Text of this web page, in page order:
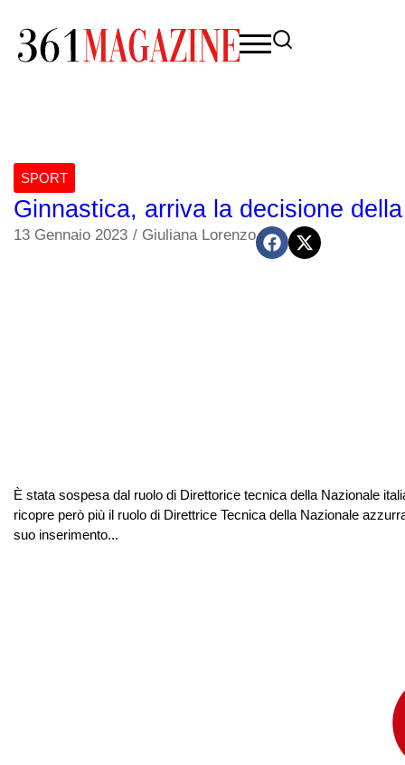
SPORT
Ginnastica, arriva la decisione
13 Gennaio 2023 / Giuliana Lorenzo
È stata sospesa dal ruolo di Direttorice tecnica della Nazionale
ricopre però più il ruolo di Direttrice Tecnica della Nazionale
suo inserimento...